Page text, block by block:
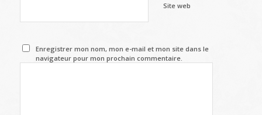
Site web
Enregistrer mon nom, mon e-mail et mon site dans le
navigateur pour mon prochain commentaire.